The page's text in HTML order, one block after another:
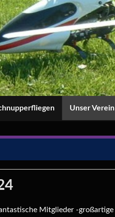
Unser Verein
Mitglieder -großartige